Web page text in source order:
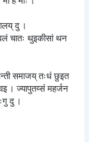
दु ।
चातः थुइकीसां थन
समाजय् तःधं छुइत
। ज्यापुतय्संं महर्जन
दु ।